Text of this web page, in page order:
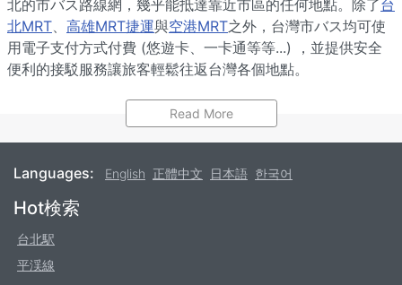
北的市バス路線網，幾乎能抵達靠近市區的任何地點。除了台
北MRT、 高雄MRT捷運與空港MRT之外，台灣市バス均可使
用電子支付方式付費 (悠遊卡、一卡通等等...) ，並提供安全
便利的接駁服務讓旅客輕鬆往返台灣各個地點。
幾乎所有市バス車廂內均提供華語和英文播報服務，但由於全
台灣バス服務是由多個不同バス公司聯合經營，車上的廣播系
統並沒有像MRT與台湾鉄道有著統一標準的翻譯，因此建議
旅客還是以華語中文站名為識別標準。
バス收費均依照搭乘路線長短比例收費。以一般市バス為例，
$15，每多增加一段多收$15。バス上均有詳細路線分段資訊
提供旅客參考。其他種類バス會根據實際距離長短收費，例如
Read More
Languages: English 正體中文 日本語 한국어
Footer
Hot検索
台北駅
平渓線